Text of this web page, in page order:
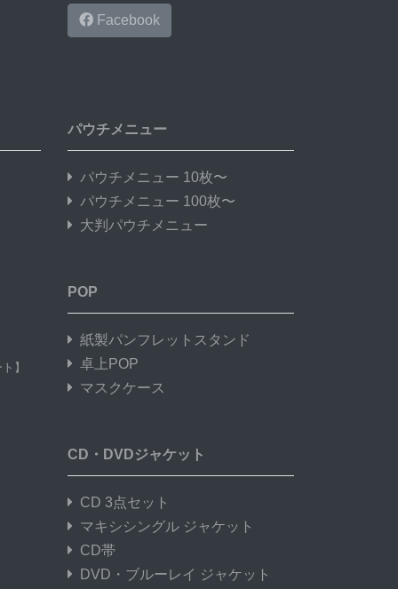
Facebook
】
パウチメニュー
パウチメニュー 10枚〜
パウチメニュー 100枚〜
大判パウチメニュー
POP
紙製パンフレットスタンド
卓上POP
マスクケース
CD・DVDジャケット
CD 3点セット
マキシシングル ジャケット
CD帯
DVD・ブルーレイ ジャケット